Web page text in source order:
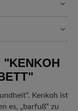
unser Lager in
Sie genau
gerade
"KENKOH
Kenkoh ist
es, „barfuß“ zu